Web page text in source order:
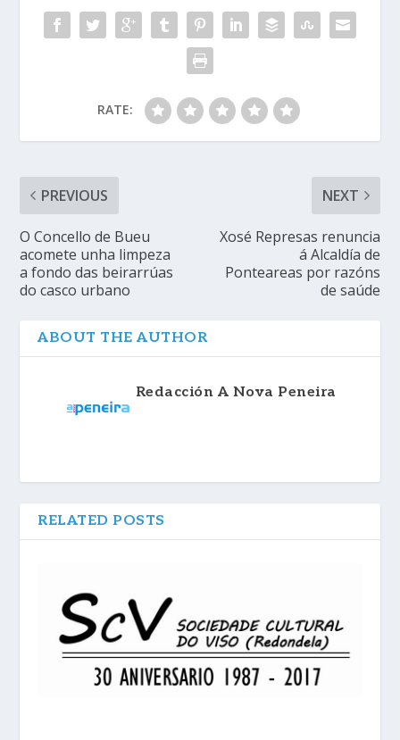
RATE:
PREVIOUS
O Concello de Bueu
acomete unha limpeza
a fondo das beirarrúas
do casco urbano
NEXT
Xosé Represas renuncia
á Alcaldía de
Ponteareas por razóns
de saúde
ABOUT THE AUTHOR
Redacción A Nova Peneira
RELATED POSTS